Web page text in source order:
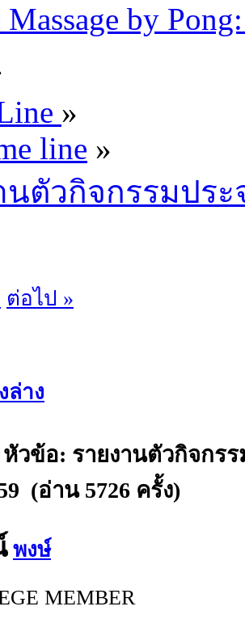
Massage by
»
line »
นตัวกิจกรรมประ
ต่อไป »
ล่าง
วข้อ: รายงานตัวกิจกรร
(อ่าน 5726 ครั้ง)
พงษ์
MEMBER